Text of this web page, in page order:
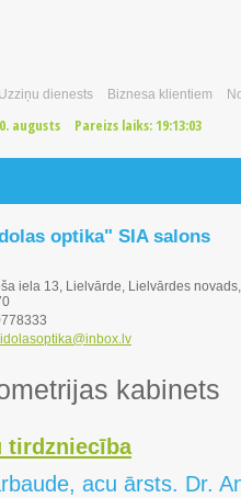
Uzziņu dienests Biznesa klientiem
augusts Pareizs laiks: 19:13:04
optika" SIA salons
iela 13, Lielvārde, Lielvārdes novads,
kabinets
tirdzniecība
acu ārsts. Dr.